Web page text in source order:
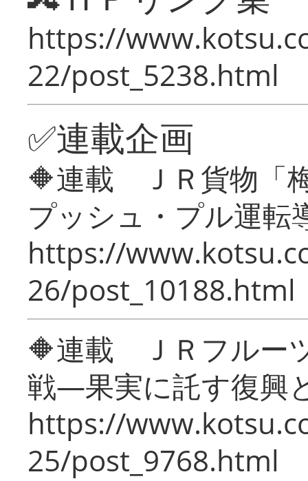
https://
22/post_5238.html
✅連載企画
🔶連載 ＪＲ貨物「
プッシュ・プル運転
https://
26/post_10188.html
🔶連載 ＪＲフルー
戦―果実に託す復興
https://
25/post_9768.html